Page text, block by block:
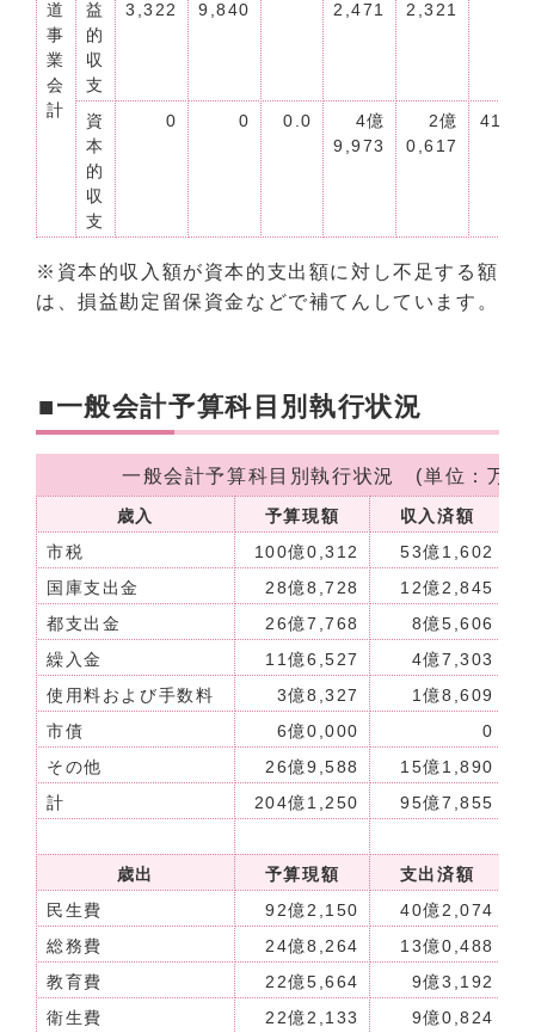
道
事
業
会
計
益
的
収
支
3,322
9,840
2,471
2,321
資
本
的
収
支
0 0 0.0
4億
9,973
2億
0,617
41.3
※資本的収入額が資本的支出額に対し不足する額
は、損益勘定留保資金などで補てんしています。
■一般会計予算科目別執行状況
一般会計予算科目別執行状況 (単位：万円
歳入 予算現額 収入済額
市税
100億0,312 53億1,602
国庫支出金
28億8,728 12億2,845
都支出金
26億7,768 8億5,606
繰入金
11億6,527 4億7,303
使用料および手数料
3億8,327 1億8,609
市債
6億0,000
0
その他
26億9,588 15億1,890
計
204億1,250 95億7,855
歳出 予算現額 支出済額
民生費
92億2,150 40億2,074
総務費
24億8,264 13億0,488
教育費
22億5,664 9億3,192
衛生費
22億2,133 9億0,824